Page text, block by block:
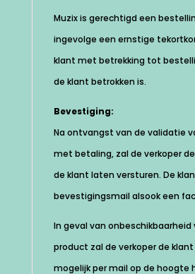
Muzix is gerechtigd een
ingevolge een ernstige
klant met betrekking tot
de klant betrokken is.
Bevestiging:
Na ontvangst van de validatie
met betaling, zal de verkoper
de klant laten versturen. De
bevestigingsmail alsook een
In geval van onbeschikbaarheid
product zal de verkoper de
mogelijk per mail op de hoogte